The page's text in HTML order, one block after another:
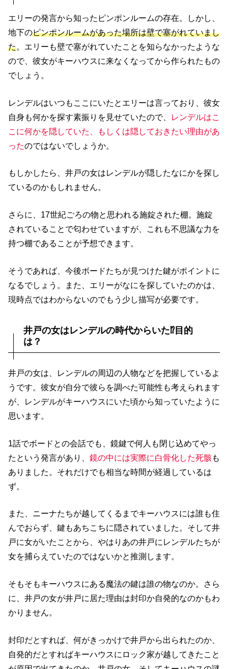
エリーの発言から知ったピンポンルームの存在。しかし、
地下のピンポンルームがあった場所は壁で塞がれていまし
た。エリーも壁で塞がれていたことを知らなかったような
ので、彼女がキーハウスに来なくなってから作られたもの
でしょう。
レンデルはいつもここにいたとエリーは言っており、彼女
自身も何かを探す素振りを見せていたので、
レンデルはこ
こに何かを隠 していた、もしくは隠しておきたい理由があ
ったのではないでしょうか。
もしかしたら、井戸の女はレンデルが隠したなにかを探し
ているのかもしれません。
さらに、17世紀ごろの物と思われる施錠された棚。施錠
されていることで匂わせていますが、これも不思議な力を
持つ棚であることが予想できます。
そうであれば、今後ボードたちが見つけた鍵がポイントに
なるでしょう。また、エリーがなにを探していたのかは、
現時点ではわからないのでもう少し描写が必要です。
井戸の女はレンデルの時代からいた⁉目的
は？
井戸の女は、レンデルの周辺の人物などを把握しているよ
うです。彼女が自分で彼らを調べた可能性も考えられます
が、レンデルがキーハウスにいた頃から知っていたように
思います。
1話でボードとの会話でも、鏡鍵で何人も閉じ込めてやっ
たという発言があり、 鏡の中には実際に白骨化した死骸も
ありました。それだけでも相当な時間が経過しているは
ず。
また、ニーナたちが越してくるまでキーハウスには誰も住
んでおらず、鍵もあちこちに隠されていました。そして井
戸に女がいたことから、やはりあの井戸にレンデルたちが
女を捕らえていたのではないかと推測します。
そもそもキーハウスにある魔法の鍵は誰の物なのか。さら
に、井戸の女が井戸に居た理由は封印か自発的なのかもわ
かりません。
封印だとすれば、何がきっかけで井戸から出られたのか、
自発的だとすればキーハウスにロック家が越してきたこと